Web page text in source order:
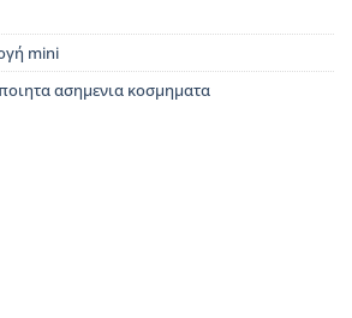
mini
ασημενια κοσμηματα